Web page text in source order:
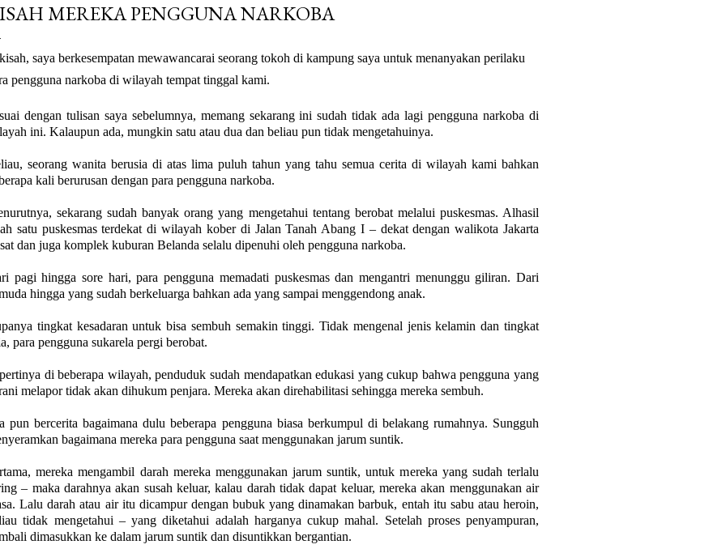
MEREKA PENGGUNA NARKOBA
saya berkesempatan mewawancarai seorang tokoh di kampung saya untuk menanyakan perilaku
pengguna narkoba di wilayah tempat tinggal kami.
dengan tulisan saya sebelumnya, memang sekarang ini sudah tidak ada lagi pengguna narkoba di
ini. Kalaupun ada, mungkin satu atau dua dan beliau pun tidak mengetahuinya.
seorang wanita berusia di atas lima puluh tahun yang tahu semua cerita di wilayah kami bahkan
kali berurusan dengan para pengguna narkoba.
sekarang sudah banyak orang yang mengetahui tentang berobat melalui puskesmas. Alhasil
satu puskesmas terdekat di wilayah kober di Jalan Tanah Abang I – dekat dengan walikota Jakarta
dan juga komplek kuburan Belanda selalu dipenuhi oleh pengguna narkoba.
pagi hingga sore hari, para pengguna memadati puskesmas dan mengantri menunggu giliran. Dari
hingga yang sudah berkeluarga bahkan ada yang sampai menggendong anak.
tingkat kesadaran untuk bisa sembuh semakin tinggi. Tidak mengenal jenis kelamin dan tingkat
para pengguna sukarela pergi berobat.
di beberapa wilayah, penduduk sudah mendapatkan edukasi yang cukup bahwa pengguna yang
melapor tidak akan dihukum penjara. Mereka akan direhabilitasi sehingga mereka sembuh.
pun bercerita bagaimana dulu beberapa pengguna biasa berkumpul di belakang rumahnya. Sungguh
bagaimana mereka para pengguna saat menggunakan jarum suntik.
mereka mengambil darah mereka menggunakan jarum suntik, untuk mereka yang sudah terlalu
– maka darahnya akan susah keluar, kalau darah tidak dapat keluar, mereka akan menggunakan air
Lalu darah atau air itu dicampur dengan bubuk yang dinamakan barbuk, entah itu sabu atau heroin,
tidak mengetahui – yang diketahui adalah harganya cukup mahal. Setelah proses penyampuran,
dimasukkan ke dalam jarum suntik dan disuntikkan bergantian.